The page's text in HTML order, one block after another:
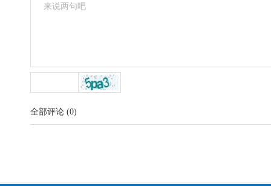
全部评论 (0)